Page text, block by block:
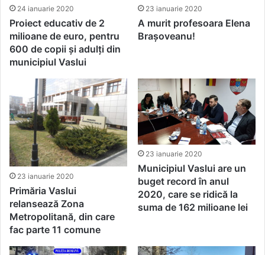
24 ianuarie 2020
Proiect educativ de 2
milioane de euro, pentru
600 de copii și adulți din
municipiul Vaslui
23 ianuarie 2020
A murit profesoara Elena
Brașoveanu!
23 ianuarie 2020
Primăria Vaslui
relansează Zona
Metropolitană, din care
fac parte 11 comune
23 ianuarie 2020
Municipiul Vaslui are un
buget record în anul
2020, care se ridică la
suma de 162 milioane lei